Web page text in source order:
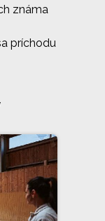
známa
príchodu